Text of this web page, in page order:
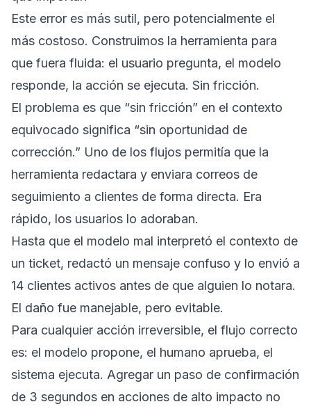
Este error es más sutil, pero potencialmente el
más costoso. Construimos la herramienta para
que fuera fluida: el usuario pregunta, el modelo
responde, la acción se ejecuta. Sin fricción.
El problema es que “sin fricción” en el contexto
equivocado significa “sin oportunidad de
corrección.” Uno de los flujos permitía que la
herramienta redactara y enviara correos de
seguimiento a clientes de forma directa. Era
rápido, los usuarios lo adoraban.
Hasta que el modelo mal interpretó el contexto de
un ticket, redactó un mensaje confuso y lo envió a
14 clientes activos antes de que alguien lo notara.
El daño fue manejable, pero evitable.
Para cualquier acción irreversible, el flujo correcto
es: el modelo propone, el humano aprueba, el
sistema ejecuta. Agregar un paso de confirmación
de 3 segundos en acciones de alto impacto no